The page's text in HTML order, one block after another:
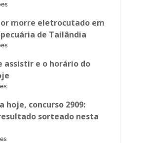
morre eletrocutado em
de Tailândia
assistir e o horário do
hoje, concurso 2909:
sorteado nesta